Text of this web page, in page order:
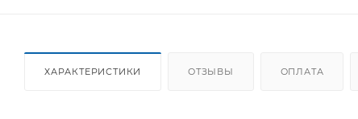
ХАРАКТЕРИСТИКИ ОТЗЫВЫ ОПЛАТА